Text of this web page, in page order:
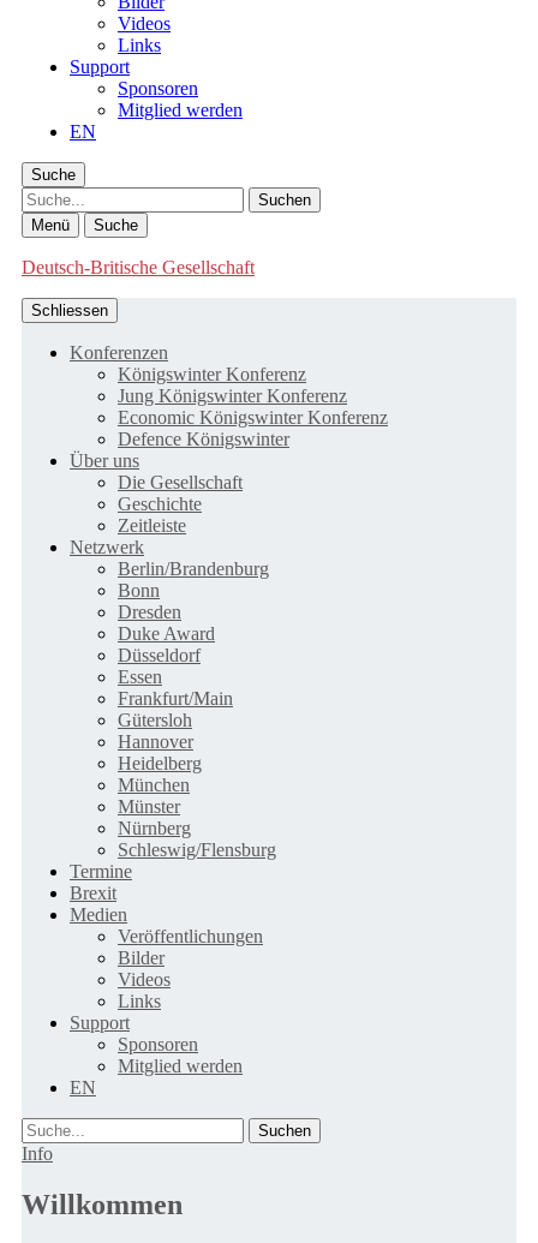
Videos
Links
Support
Sponsoren
Mitglied werden
EN
Suche
Suche
Menü Suche
Deutsch-Britische Gesellschaft
Schliessen
Konferenzen
Königswinter Konferenz
Jung Königswinter Konferenz
Economic Königswinter Konferenz
Defence Königswinter
Über uns
Die Gesellschaft
Geschichte
Zeitleiste
Netzwerk
Berlin/Brandenburg
Bonn
Dresden
Duke Award
Düsseldorf
Essen
Frankfurt/Main
Gütersloh
Hannover
Heidelberg
München
Münster
Nürnberg
Schleswig/Flensburg
Termine
Brexit
Medien
Veröffentlichungen
Bilder
Videos
Links
Support
Sponsoren
Mitglied werden
EN
Suche
Info
Willkommen